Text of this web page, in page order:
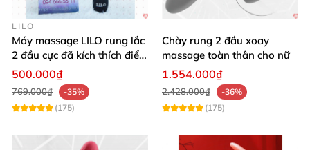
LILO
Máy massage LILO rung lắc
2 đầu cực đã kích thích điểm
G âm đạo
500.000₫
769.000₫
-35%
(175)
Chày rung 2 đầu xoay
massage toàn thân cho nữ
1.554.000₫
2.428.000₫
-36%
(175)